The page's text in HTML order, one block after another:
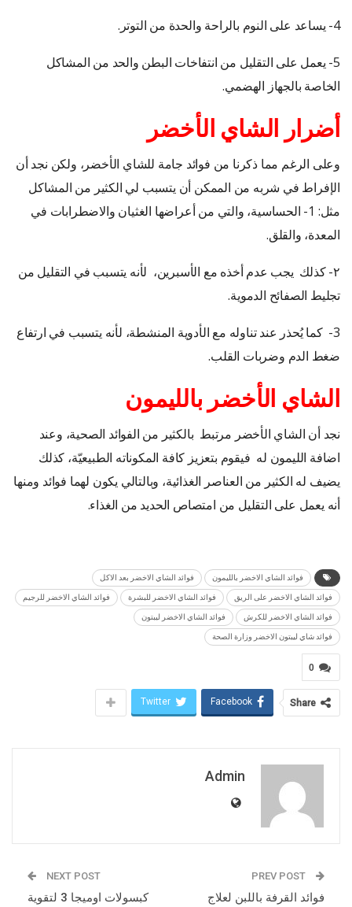
4- يساعد على النوم بالراحة والحدة من التوتر.
5- يعمل على التقليل من انتفاخات البطن والحد من المشاكل
الخاصة بالجهاز الهضمي.
أضرار الشاي الأخضر
وعلى الرغم مما ذكرنا من فوائد جامة للشاي الأخضر، ولكن نجد أن
الإفراط في شربه من الممكن أن يتسبب لي الكثير من المشاكل
مثل: 1- الحساسية، والتي من أعراضها الغثيان والاضطرابات في
المعدة، والقلق.
٢- كذلك يجب عدم أخذه مع الأسبرين، لأنه يتسبب في التقليل من
تجليط الصفائح الدموية.
3- كما يُحذر عند تناوله مع الأدوية المنشطة، لأنه يتسبب في ارتفاع
ضغط الدم وضربات القلب.
الشاي الأخضر بالليمون
نجد أن الشاي الأخضر مرتبط بالكثير من الفوائد الصحية، وعند
اضافة الليمون له فيقوم بتعزيز كافة المكوناته الطبيعيّة، كذلك
يضيف له الكثير من العناصر الغذائية، وبالتالي يكون لهما فوائد ومنها
أنه يعمل على التقليل من امتصاص الحديد من الغذاء.
فوائد الشاي الاخضر بالليمون فوائد الشاي الاخضر بعد الاكل
فوائد الشاي الاخضر على الريق فوائد الشاي الاخضر للبشرة فوائد الشاي الاخضر للرجيم
فوائد الشاي الاخضر للكرش فوائد الشاي الاخضر ليبتون
فوائد شاي ليبتون الاخضر وزارة الصحة
0
Share
Facebook
Twitter
Admin
فوائد القرفة باللبن لعلاج
NEXT POST
كبسولات اوميجا 3 لتقوية